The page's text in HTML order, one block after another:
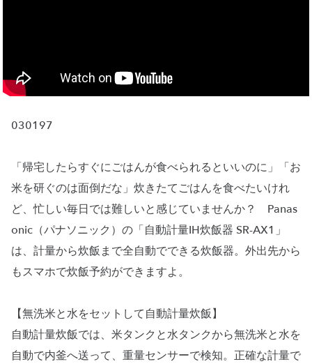
030197
「帰宅したらすぐにごはんが食べられるといいのに」「お
米を研ぐのは面倒だな」炊きたてごはんを食べたいけれ
ど、忙しい毎日では難しいと感じていませんか？ Panas
onic（パナソニック）の「自動計量IH炊飯器 SR-AX1」
は、計量から炊飯まで全自動でできる炊飯器。外出先から
もスマホで炊飯予約ができますよ。
【無洗米と水をセットして自動計量炊飯】
自動計量炊飯では、米タンクと水タンクから無洗米と水を
自動で内釜へ送って、重量センサーで検知。正確な計量で